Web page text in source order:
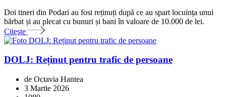
Doi tineri din Podari au fost reținuți după ce au spart locuința unui
bărbat și au plecat cu bunuri și bani în valoare de 10.000 de lei.
Citeşte
DOLJ: Reținut pentru trafic de persoane
de Octavia Hantea
3 Martie 2026